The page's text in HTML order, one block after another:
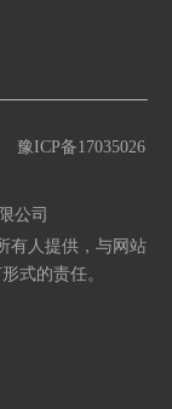
豫ICP备17035026
公司
有人提供，与网站
式的责任。